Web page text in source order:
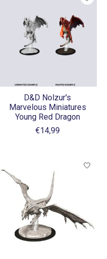
D&D Nolzur's
Marvelous Miniatures
Young Red Dragon
€14,99